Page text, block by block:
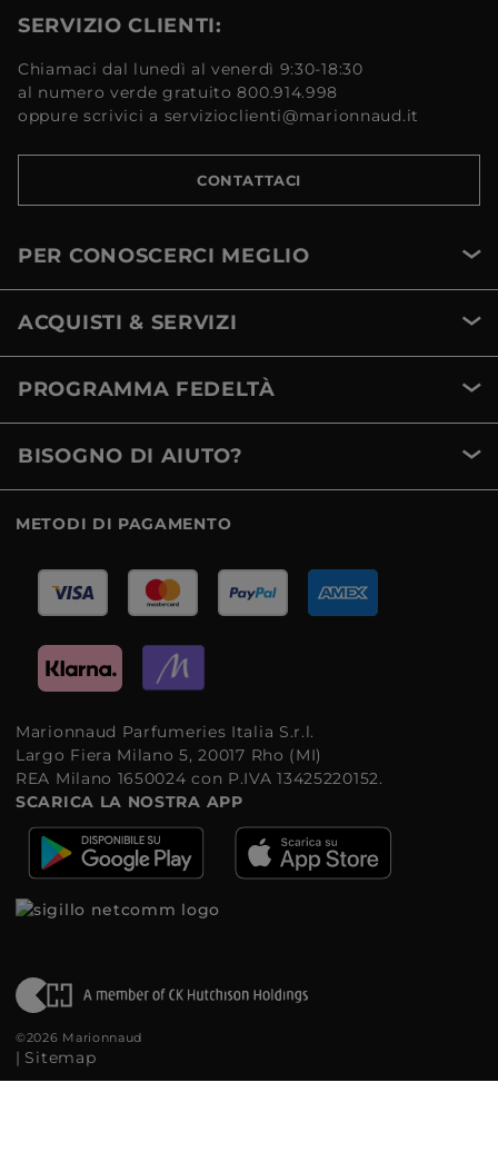
SERVIZIO CLIENTI:
Chiamaci dal lunedì al venerdì 9:30-18:30
al numero verde gratuito 800.914.998
oppure scrivici a servizioclienti@marionnaud.it
CONTATTACI
PER CONOSCERCI MEGLIO
ACQUISTI & SERVIZI
PROGRAMMA FEDELTÀ
BISOGNO DI AIUTO?
METODI DI PAGAMENTO
Marionnaud Parfumeries Italia S.r.l.
Largo Fiera Milano 5, 20017 Rho (MI)
REA Milano 1650024 con P.IVA 13425220152.
SCARICA LA NOSTRA APP
©2026 Marionnaud
| Sitemap